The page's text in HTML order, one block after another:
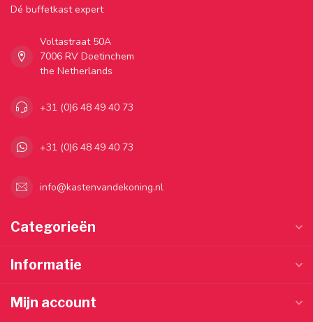
Dé buffetkast expert
Voltastraat 50A
7006 RV Doetinchem
the Netherlands
+31 (0)6 48 49 40 73
+31 (0)6 48 49 40 73
info@kastenvandekoning.nl
Categorieën
Informatie
Mijn account